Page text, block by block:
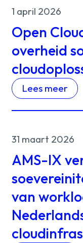
1 april 2026
Open
overheid
Lees meer
31 maart 2026
AMS-IX
van